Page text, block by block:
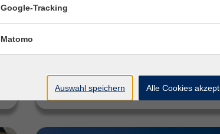
Herbstsemester 2026 an 25 Vorträgen,
Schnupperangeboten…
Google-Tracking
Matomo
Auswahl speichern Alle Cookies